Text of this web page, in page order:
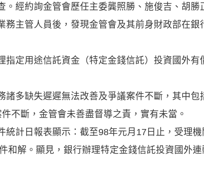
經約詢金管會歷任主委龔照勝、施俊吉、胡勝
務主管人員後，發現金管會及其前身財政部在銀
定用途信託資金（特定金錢信託）投資國外有
多缺失遲遲無法改善及爭議案件不斷，其中包
不斷，金管會未善盡督導之責，實有未當。
計日報表顯示：截至98年元月17日止，受理
和解。顯見，銀行辦理特定金錢信託投資國外